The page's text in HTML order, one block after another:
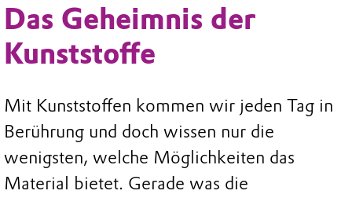
Das Geheimnis der
Kunststoffe
Mit Kunststoffen kommen wir jeden Tag in
Berührung und doch wissen nur die
wenigsten, welche Möglichkeiten das
Material bietet. Gerade was die